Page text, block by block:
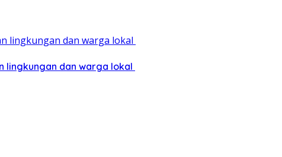
lingkungan dan warga lokal